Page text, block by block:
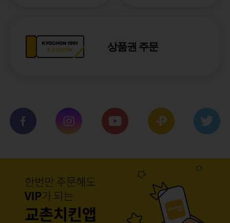
상품권 주문